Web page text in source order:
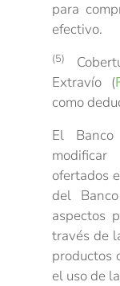
para
efectivo.
(5)
Extravío (
como
El
ofertados
del
aspectos
través de
productos
el uso de